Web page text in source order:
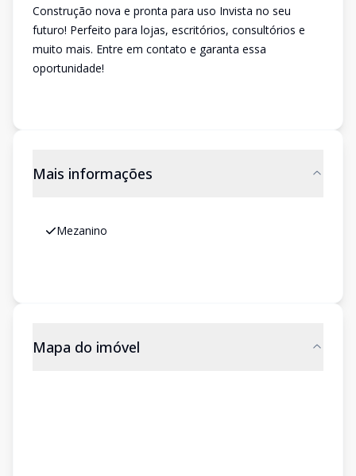
Construção nova e pronta para uso Invista no seu
futuro! Perfeito para lojas, escritórios, consultórios e
muito mais. Entre em contato e garanta essa
oportunidade!
Mais informações
Mezanino
Mapa do imóvel